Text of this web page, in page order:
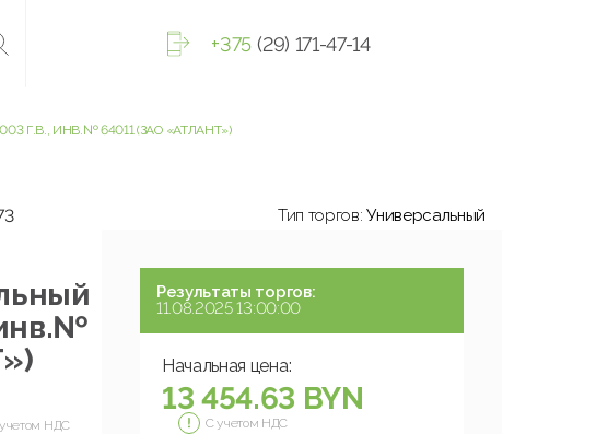
+375 (29) 171-47-14
Г.В., ИНВ.№ 64011 (ЗАО «АТЛАНТ»)
НДС
Тип торгов:Универсальный
Результаты торгов:
11.08.2025 13:00:00
Начальная цена:
13 454.63 BYN
С учетом НДС